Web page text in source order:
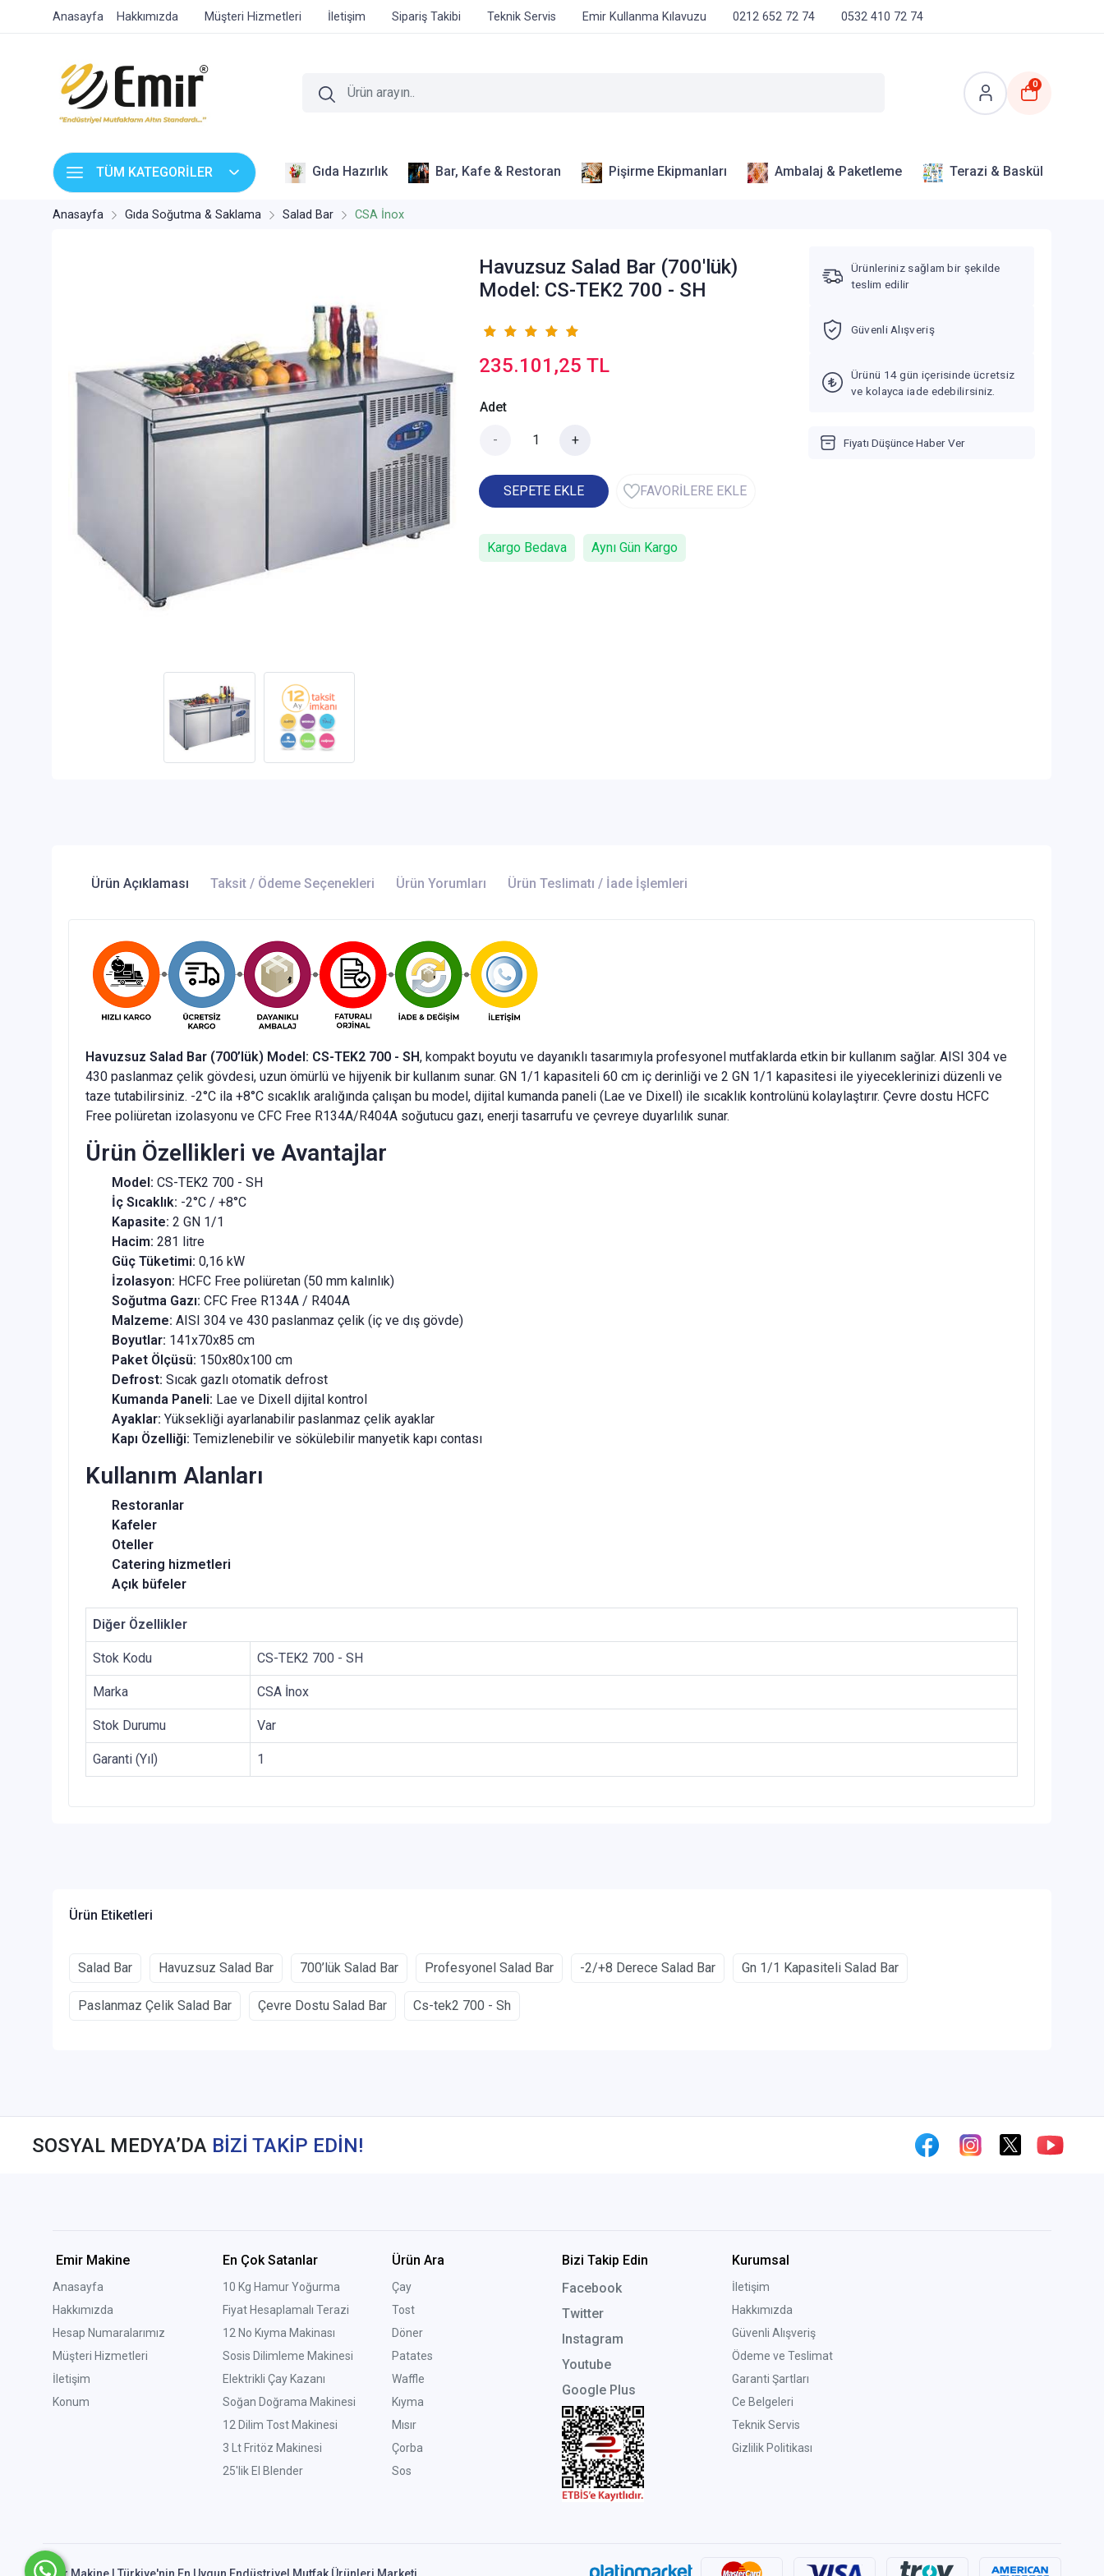
Anasayfa Hakkımızda Müşteri Hizmetleri İletişim Sipariş Takibi Teknik Servis Emir Kullanma Kılavuzu 0212 652 72 74 0532 410 72 74
0
TÜM KATEGORİLER Gıda Hazırlık Bar, Kafe & Restoran Pişirme Ekipmanları Ambalaj & Paketleme Terazi & Baskül
Anasayfa Gıda Soğutma & Saklama Salad Bar CSA İnox
Havuzsuz Salad Bar (700'lük)
Model: CS-TEK2 700 - SH
235.101,25 TL
Adet
- +
SEPETE EKLE FAVORİLERE EKLE
Kargo Bedava Aynı Gün Kargo
Ürünleriniz sağlam bir şekilde
teslim edilir
Güvenli Alışveriş
Ürünü 14 gün içerisinde ücretsiz
ve kolayca iade edebilirsiniz.
Fiyatı Düşünce Haber Ver
Ürün Açıklaması Taksit / Ödeme Seçenekleri Ürün Yorumları Ürün Teslimatı / İade İşlemleri
Havuzsuz Salad Bar (700’lük) Model: CS-TEK2 700 - SH, kompakt boyutu ve dayanıklı tasarımıyla profesyonel mutfaklarda etkin bir kullanım sağlar. AISI 304 ve
430 paslanmaz çelik gövdesi, uzun ömürlü ve hijyenik bir kullanım sunar. GN 1/1 kapasiteli 60 cm iç derinliği ve 2 GN 1/1 kapasitesi ile yiyeceklerinizi düzenli ve
taze tutabilirsiniz. -2°C ila +8°C sıcaklık aralığında çalışan bu model, dijital kumanda paneli (Lae ve Dixell) ile sıcaklık kontrolünü kolaylaştırır. Çevre dostu HCFC
Free poliüretan izolasyonu ve CFC Free R134A/R404A soğutucu gazı, enerji tasarrufu ve çevreye duyarlılık sunar.
Ürün Özellikleri ve Avantajlar
Model: CS-TEK2 700 - SH
İç Sıcaklık: -2°C / +8°C
Kapasite: 2 GN 1/1
Hacim: 281 litre
Güç Tüketimi: 0,16 kW
İzolasyon: HCFC Free poliüretan (50 mm kalınlık)
Soğutma Gazı: CFC Free R134A / R404A
Malzeme: AISI 304 ve 430 paslanmaz çelik (iç ve dış gövde)
Boyutlar: 141x70x85 cm
Paket Ölçüsü: 150x80x100 cm
Defrost: Sıcak gazlı otomatik defrost
Kumanda Paneli: Lae ve Dixell dijital kontrol
Ayaklar: Yüksekliği ayarlanabilir paslanmaz çelik ayaklar
Kapı Özelliği: Temizlenebilir ve sökülebilir manyetik kapı contası
Kullanım Alanları
Restoranlar
Kafeler
Oteller
Catering hizmetleri
Açık büfeler
Diğer Özellikler
Stok Kodu CS-TEK2 700 - SH
Marka CSA İnox
Stok Durumu Var
Garanti (Yıl) 1
Ürün Etiketleri
Salad Bar Havuzsuz Salad Bar 700’lük Salad Bar Profesyonel Salad Bar -2/+8 Derece Salad Bar Gn 1/1 Kapasiteli Salad Bar
Paslanmaz Çelik Salad Bar Çevre Dostu Salad Bar Cs-tek2 700 - Sh
SOSYAL MEDYA’DA BİZİ TAKİP EDİN!
Emir Makine
Anasayfa
Hakkımızda
Hesap Numaralarımız
Müşteri Hizmetleri
İletişim
Konum
En Çok Satanlar
10 Kg Hamur Yoğurma
Fiyat Hesaplamalı Terazi
12 No Kıyma Makinası
Sosis Dilimleme Makinesi
Elektrikli Çay Kazanı
Soğan Doğrama Makinesi
12 Dilim Tost Makinesi
3 Lt Fritöz Makinesi
25'lik El Blender
Ürün Ara
Çay
Tost
Döner
Patates
Waffle
Kıyma
Mısır
Çorba
Sos
Bizi Takip Edin
Facebook
Twitter
Instagram
Youtube
Google Plus
Kurumsal
İletişim
Hakkımızda
Güvenli Alışveriş
Ödeme ve Teslimat
Garanti Şartları
Ce Belgeleri
Teknik Servis
Gizlilik Politikası
Emir Makine | Türkiye'nin En Uygun Endüstriyel Mutfak Ürünleri Marketi